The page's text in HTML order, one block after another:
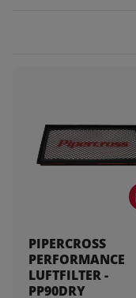
PIPERCROSS
PERFORMANCE
LUFTFILTER -
PP90DRY